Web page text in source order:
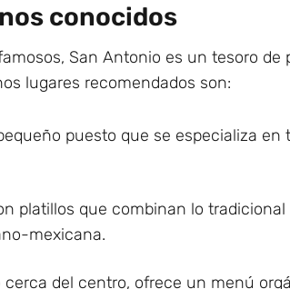
conocidos
San Antonio es un tesoro
lugares recomendados son:
puesto que se especializa
platillos que combinan lo
mexicana.
cerca del centro, ofrece un menú